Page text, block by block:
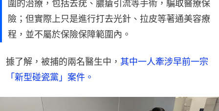
圍的治療，包括去疣、膿瘡引流等手術，騙取醫療保
險；但實際上只是進行打去光針、拉皮等著通美容療
程，並不屬於保險保障範圍內。
據了解，被捕的兩名醫生中， 其中一人牽涉早前一宗
「新型碰瓷黨」案件。